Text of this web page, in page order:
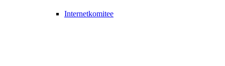
Internetkomitee